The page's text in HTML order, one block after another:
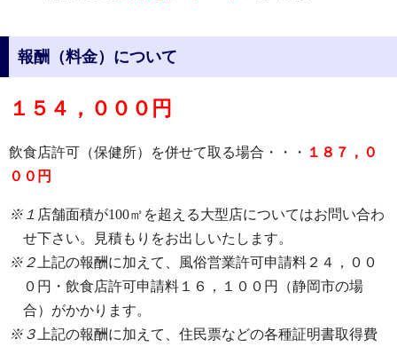
報酬（料金）について
１５４，０００円
飲食店許可（保健所）を併せて取る場合・・・ １８７，０
００円
※１ 店舗面積が100㎡を超える大型店についてはお問い合わ
せ下さい。見積もりをお出しいたします。
※２ 上記の報酬に加えて、風俗営業許可申請料２４，００
０円・飲食店許可申請料１６，１００円（静岡市の場
合）がかかります。
※３ 上記の報酬に加えて、住民票などの各種証明書取得費